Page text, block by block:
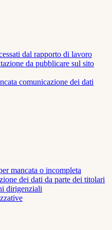
dal rapporto di lavoro
da pubblicare sul sito
comunicazione dei dati
mancata o incompleta
dei dati da parte dei titolari
dirigenziali